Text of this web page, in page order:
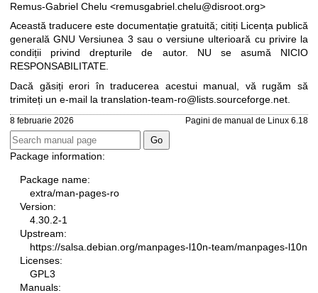
Remus-Gabriel Chelu <remusgabriel.chelu@disroot.org>
Această traducere este documentație gratuită; citiți Licența publică
generală GNU Versiunea 3 sau o versiune ulterioară cu privire la
condiții privind drepturile de autor. NU se asumă NICIO
RESPONSABILITATE.
Dacă găsiți erori în traducerea acestui manual, vă rugăm să
trimiteți un e-mail la translation-team-ro@lists.sourceforge.net
8 februarie 2026 Pagini de manual de Linux 6.18
Package information:
Package name:
extra/man-pages-ro
Version:
4.30.2-1
Upstream:
https://salsa.debian.org/manpages-l10n-team/manpages-l10n
Licenses:
GPL3
Manuals: